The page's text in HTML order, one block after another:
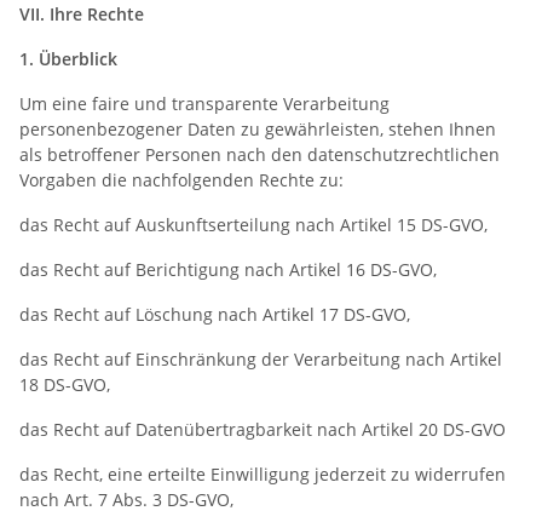
VII. Ihre Rechte
1. Überblick
Um eine faire und transparente Verarbeitung
personenbezogener Daten zu gewährleisten, stehen Ihnen
als betroffener Personen nach den datenschutzrechtlichen
Vorgaben die nachfolgenden Rechte zu:
das Recht auf Auskunftserteilung nach Artikel 15 DS-GVO,
das Recht auf Berichtigung nach Artikel 16 DS-GVO,
das Recht auf Löschung nach Artikel 17 DS-GVO,
das Recht auf Einschränkung der Verarbeitung nach Artikel
18 DS-GVO,
das Recht auf Datenübertragbarkeit nach Artikel 20 DS-GVO
das Recht, eine erteilte Einwilligung jederzeit zu widerrufen
nach Art. 7 Abs. 3 DS-GVO,